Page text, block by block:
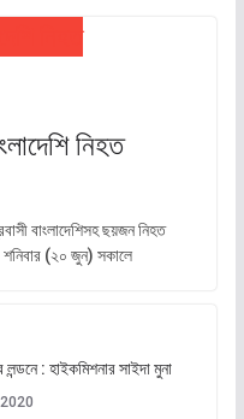
নিহত
বাংলাদেশিসহ ছয়জন নিহত
শনিবার (২০ জুন) সকালে
লন্ডনে : হাইকমিশনার সাইদা মুনা